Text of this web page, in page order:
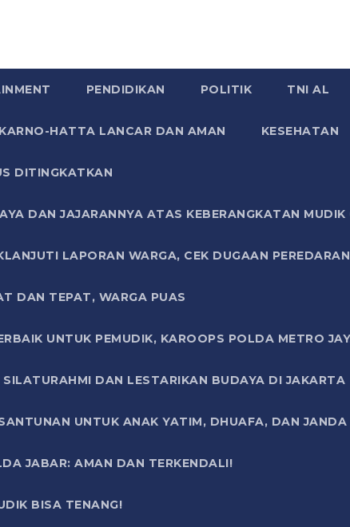
PENDIDIKAN POLITIK TNI AL
HATTA LANCAR DAN AMAN KESEHATAN
DITINGKATKAN
DAN JAJARANNYA ATAS KEBERANGKATAN
LAPORAN WARGA, CEK DUGAAN
DAN TEPAT, WARGA PUAS
UNTUK PEMUDIK, KAROOPS POLDA METRO
DAN LESTARIKAN BUDAYA DI JAKARTA
UNTUK ANAK YATIM, DHUAFA, DAN
JABAR: AMAN DAN TERKENDALI!
BISA TENANG!